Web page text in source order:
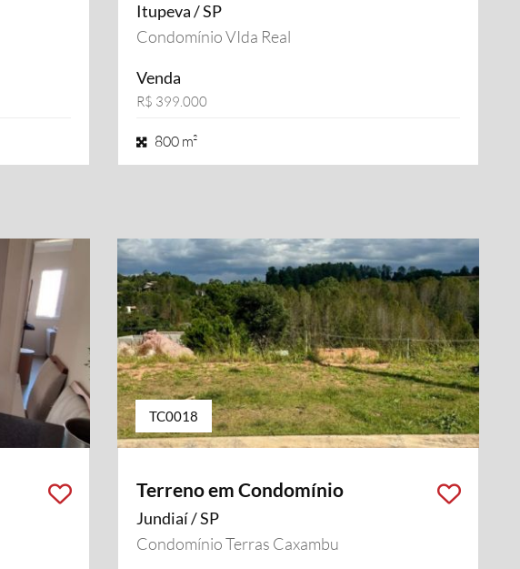
Itupeva / SP
Condomínio VIda Real
Venda
R$ 399.000
800 m²
TC0018
Terreno em Condomínio
Jundiaí / SP
Condomínio Terras Caxambu